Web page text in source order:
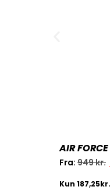
AIR
Fra: 949kr.